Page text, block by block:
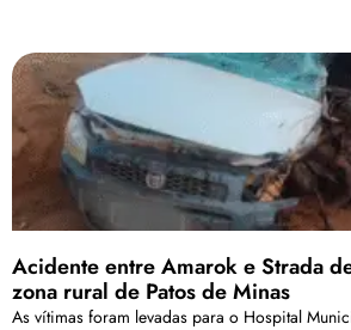
Acidente entre Amarok e Strada
zona rural de Patos de Minas
As vítimas foram levadas para o Hospital